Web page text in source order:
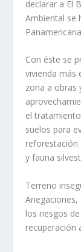
declarar a El
Ambiental se
Con éste se
vivienda más
zona a obras
el
suelos para
reforestación
y fauna
Terreno
los riesgos
recuperación